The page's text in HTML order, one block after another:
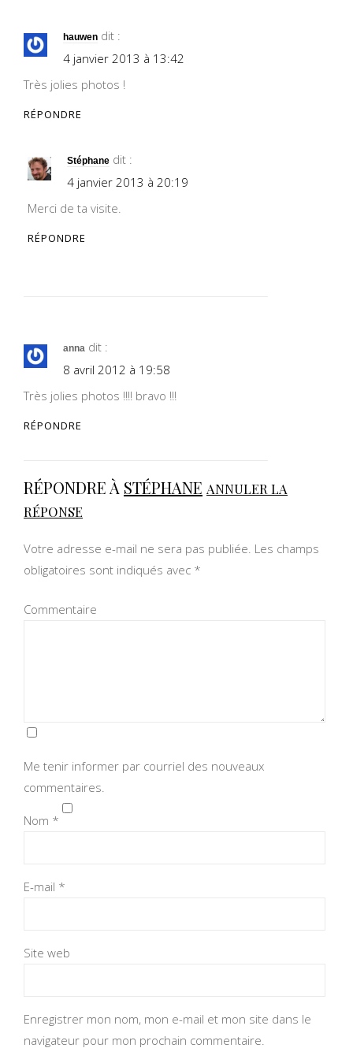
hauwen dit :
4 janvier 2013 à 13:42
Très jolies photos !
RÉPONDRE
Stéphane dit :
4 janvier 2013 à 20:19
Merci de ta visite.
RÉPONDRE
anna dit :
8 avril 2012 à 19:58
Très jolies photos !!!! bravo !!!
RÉPONDRE
RÉPONDRE À STÉPHANE ANNULER LA
RÉPONSE
Votre adresse e-mail ne sera pas publiée. Les champs
obligatoires sont indiqués avec *
Commentaire
Me tenir informer par courriel des nouveaux
commentaires.
Nom *
E-mail *
Site web
Enregistrer mon nom, mon e-mail et mon site dans le
navigateur pour mon prochain commentaire.